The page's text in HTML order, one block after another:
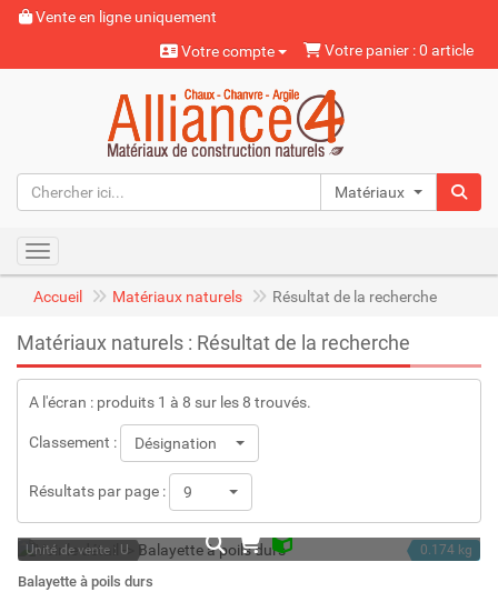
Vente en ligne uniquement
Votre compte
Votre panier : 0 article
Matériaux naturels
Toggle navigation
Accueil Matériaux naturels Résultat de la recherche
Matériaux naturels : Résultat de la recherche
A l'écran : produits 1 à 8 sur les 8 trouvés.
Classement : Désignation
Résultats par page : 9
Unité de vente : U
En stock
0.174 kg
Balayette à poils durs